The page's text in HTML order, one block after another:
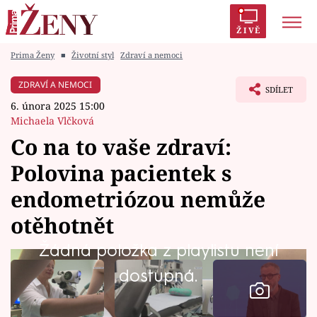
ŽIVĚ
Módní alarm
Zrádci
Témata
Celebrity
Vztahy
Seriály
Prima Ženy ■ Životní styl Zdraví a nemoci
ZDRAVÍ A NEMOCI
6. února 2025 15:00
Michaela Vlčková
SDÍLET
Co na to vaše zdraví:
Polovina pacientek s
endometriózou nemůže
otěhotnět
Žádná položka z playlistu není
dostupná.